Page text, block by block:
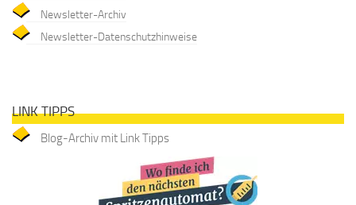
Newsletter-Archiv
Newsletter-Datenschutzhinweise
LINK TIPPS
Blog-Archiv mit Link Tipps